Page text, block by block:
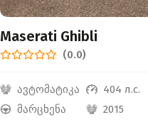
Maserati Ghibli
(0.0)
ავტომატიკა 404 л.с.
მარცხენა
2015